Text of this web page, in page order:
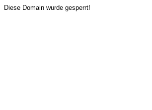
Diese Domain wurde gesperrt!